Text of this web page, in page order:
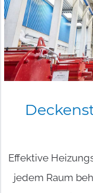
Effektive
jedem Raum